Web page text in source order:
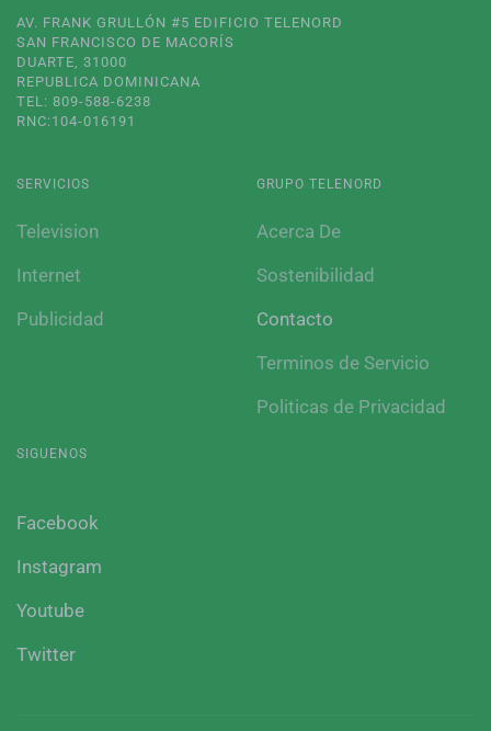
AV. FRANK GRULLÓN #5 EDIFICIO TELENORD
SAN FRANCISCO DE MACORÍS
DUARTE, 31000
REPUBLICA DOMINICANA
TEL: 809-588-6238
RNC:104-016191
SERVICIOS
Television
Internet
Publicidad
GRUPO TELENORD
Acerca De
Sostenibilidad
Contacto
Terminos de Servicio
Politicas de Privacidad
SIGUENOS
Facebook
Instagram
Youtube
Twitter